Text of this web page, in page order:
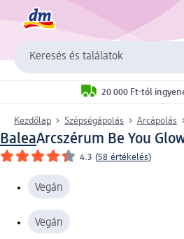
Keresés és találatok
20 000 Ft-tól
Kezdőlap Szépségápolás Arcápolás
BaleaArcszérum Be You
4.3 (58 értékelés)
Vegán
Vegán